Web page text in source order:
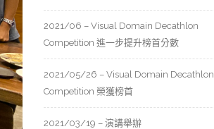
2021/06 – Visual Domain Decathlon
Competition 進一步提升榜首分數
2021/05/26 – Visual Domain Decathlon
Competition 榮獲榜首
2021/03/19 – 演講舉辦